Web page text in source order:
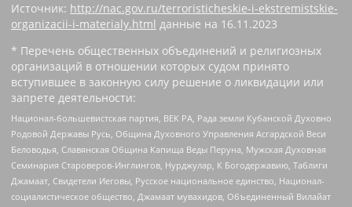
Источник: http://nac.gov.ru/terroristicheskie-i-ekstremistskie-
organizacii-i-materialy.html данные на 16.11.2023
* Перечень общественных объединений и религиозных
организаций в отношении которых судом принято
вступившее в законную силу решение о ликвидации или
запрете деятельности:
Национал-большевистская партия, ВЕК РА, Рада земли Кубанской Духовно
Родовой Державы Русь, Община Духовного Управления Асгардской Веси
Беловодья, Славянская Община Капища Веды Перуна, Мужская Духовная
Семинария Староверов-Инглингов, Нурджулар, К Богодержавию, Таблиги
Джамаат, Свидетели Иеговы, Русское национальное единство, Национал-
социалистическое общество, Джамаат мувахидов, Объединенный Вилайат